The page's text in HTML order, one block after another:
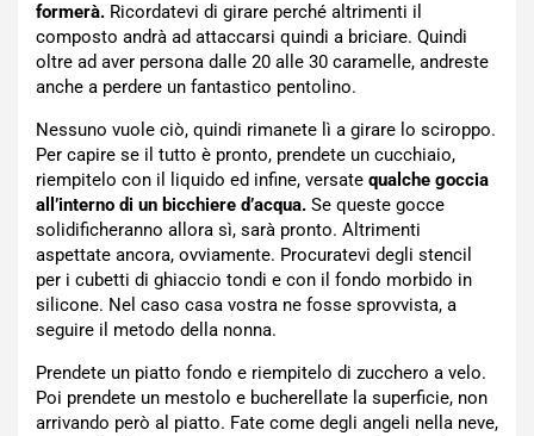
formerà. Ricordatevi di girare perché altrimenti il
composto andrà ad attaccarsi quindi a briciare. Quindi
oltre ad aver persona dalle 20 alle 30 caramelle, andreste
anche a perdere un fantastico pentolino.
Nessuno vuole ciò, quindi rimanete lì a girare lo sciroppo.
Per capire se il tutto è pronto, prendete un cucchiaio,
riempitelo con il liquido ed infine, versate qualche goccia
all’interno di un bicchiere d’acqua. Se queste gocce
solidificheranno allora sì, sarà pronto. Altrimenti
aspettate ancora, ovviamente. Procuratevi degli stencil
per i cubetti di ghiaccio tondi e con il fondo morbido in
silicone. Nel caso casa vostra ne fosse sprovvista, a
seguire il metodo della nonna.
Prendete un piatto fondo e riempitelo di zucchero a velo.
Poi prendete un mestolo e bucherellate la superficie, non
arrivando però al piatto. Fate come degli angeli nella neve,